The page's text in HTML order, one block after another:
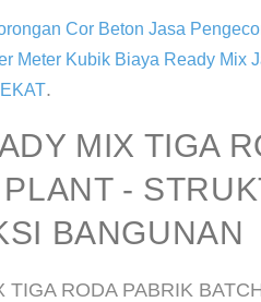
Cor Beton Jasa
Meter Kubik Biaya Ready Mix
.
MIX TIGA
-
BANGUNAN
TIGA RODA PABRIK